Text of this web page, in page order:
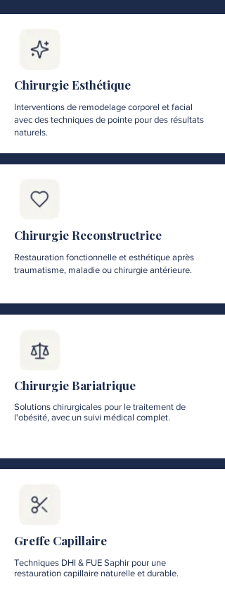
Chirurgie Esthétique
Interventions de remodelage corporel et facial
avec des techniques de pointe pour des résultats
naturels.
Chirurgie Reconstructrice
Restauration fonctionnelle et esthétique après
traumatisme, maladie ou chirurgie antérieure.
Chirurgie Bariatrique
Solutions chirurgicales pour le traitement de
l'obésité, avec un suivi médical complet.
Greffe Capillaire
Techniques DHI & FUE Saphir pour une
restauration capillaire naturelle et durable.